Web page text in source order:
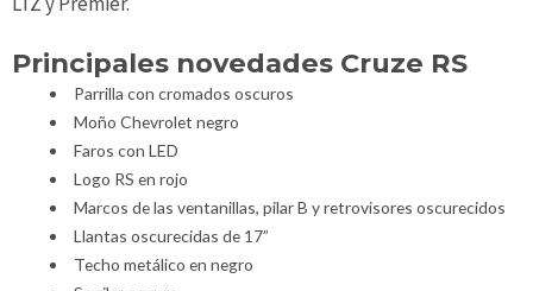
Principales novedades Cruze RS
Parrilla con cromados oscuros
Moño Chevrolet negro
Faros con LED
Logo RS en rojo
Marcos de las ventanillas, pilar B y retrovisores oscurecidos
Llantas oscurecidas de 17”
Techo metálico en negro